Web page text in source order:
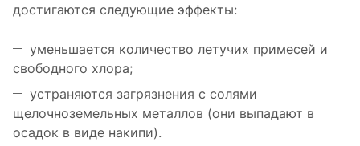
достигаются следующие эффекты:
уменьшается количество летучих примесей и
свободного хлора;
устраняются загрязнения с солями
щелочноземельных металлов (они выпадают в
осадок в виде накипи).